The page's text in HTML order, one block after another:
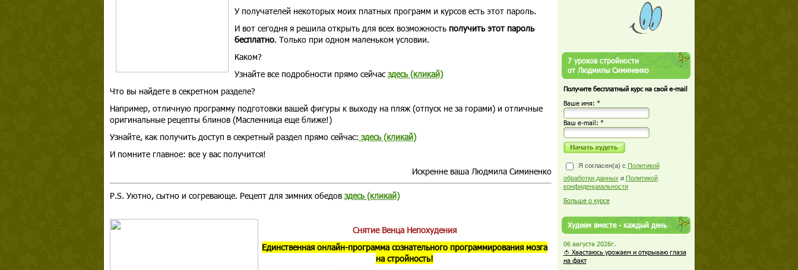
У получателей некоторых моих платных программ и курсов есть этот пароль.
И вот сегодня я решила открыть для всех возможность получить этот пароль
бесплатно. Только при одном маленьком условии.
Каком?
Узнайте все подробности прямо сейчасздесь (кликай)
Что вы найдете в секретном разделе?
Например, отличную программу подготовки вашей фигуры к выходу на пляж (отпуск не за горами) и отличные
оригинальные рецепты блинов (Масленница еще ближе!)
Узнайте, как получить доступ в секретный раздел прямо сейчас: здесь (кликай)
И помните главное: все у вас получится!
Искренне ваша Людмила Симиненко
P.S. Уютно, сытно и согревающе. Рецепт для зимних обедов здесь (кликай)
Снятие Венца Непохудения
Единственная онлайн-программа сознательного программирования мозга
на стройность!
7 уроков стройности
от Людмилы Симиненко
Получите бесплатный курс на свой e-mail
Ваше имя: *
Ваш е-mail: *
Я согласен(а) с Политикой
обработки данных и Политикой
конфиденциальности
Больше о курсе
Худеем вместе - каждый день
06 августа 2026г.
🍅 Хвастаюсь урожаем и открываю глаза
на факт